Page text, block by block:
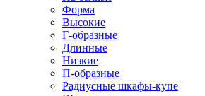
Форма
Высокие
Г-образные
Длинные
Низкие
П-образные
Радиусные шкафы-купе